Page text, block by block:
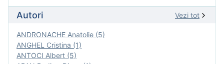
Autori Vezi tot
ANDRONACHE Anatolie (5)
ANGHEL Cristina (1)
ANTOCI Albert (5)